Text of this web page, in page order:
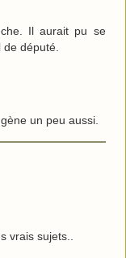
Il aurait pu se
député.
un peu aussi.
vrais sujets..